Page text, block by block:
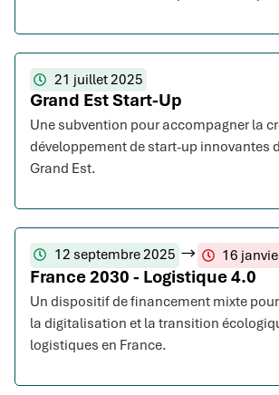
21 juillet 2025
Grand Est Start-Up
Une subvention pour accompagner la
développement de start-up innovantes
Grand Est.
12 septembre 2025 16
France 2030 - Logistique 4.0
Un dispositif de financement mixte
la digitalisation et la transition
logistiques en France.